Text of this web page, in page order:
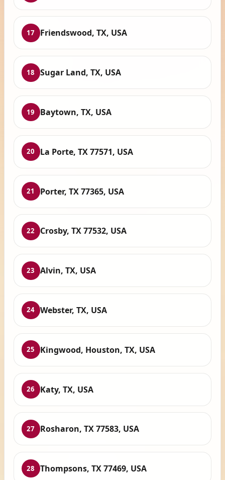
17 Friendswood, TX, USA
18 Sugar Land, TX, USA
19 Baytown, TX, USA
20 La Porte, TX 77571, USA
21 Porter, TX 77365, USA
22 Crosby, TX 77532, USA
23 Alvin, TX, USA
24 Webster, TX, USA
25 Kingwood, Houston, TX, USA
26 Katy, TX, USA
27 Rosharon, TX 77583, USA
28 Thompsons, TX 77469, USA